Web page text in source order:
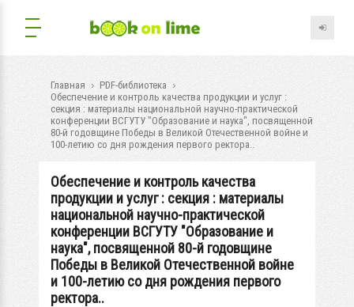
Главная
PDF-библиотека
Обеспечение и контроль качества продукции и услуг :
секция : материалы национальной научно-практической
конференции ВСГУТУ "Образование и наука", посвященной
80-й годовщине Победы в Великой Отечественной войне и
100-летию со дня рождения первого ректора..
Обеспечение и контроль качества
продукции и услуг : секция : материалы
национальной научно-практической
конференции ВСГУТУ "Образование и
наука", посвященной 80-й годовщине
Победы в Великой Отечественной войне
и 100-летию со дня рождения первого
ректора..